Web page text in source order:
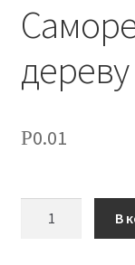
Каталог
Контакты
О нас
дереву
Р0.01
В